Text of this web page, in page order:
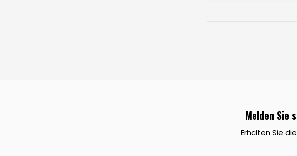
Melden Sie
Erhalten Sie